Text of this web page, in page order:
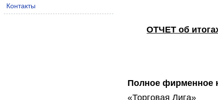
Контакты
ОТЧЕТ об
Полное фирменное
«Торговая Лига»